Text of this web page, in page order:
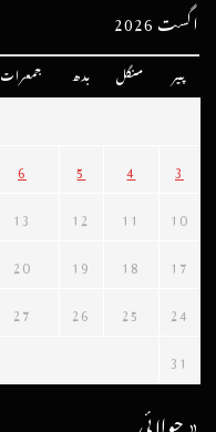
اگست 2026
پیر منگل بدھ جمعرات
3
4
5
6
10
11
12
13
17
18
19
20
24
25
26
27
31